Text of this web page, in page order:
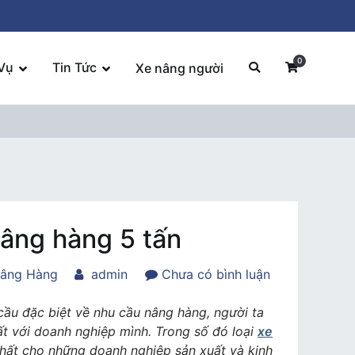
Tin Tức Xe nâng người 0
hàng 5 tấn
Hàng admin Chưa có bình luậntrong
thông
tin
đặc biệt về nhu cầu nâng hàng, người ta
với doanh nghiệp mình. Trong số đó loại xe
cho những doanh nghiệp sản xuất và kinh